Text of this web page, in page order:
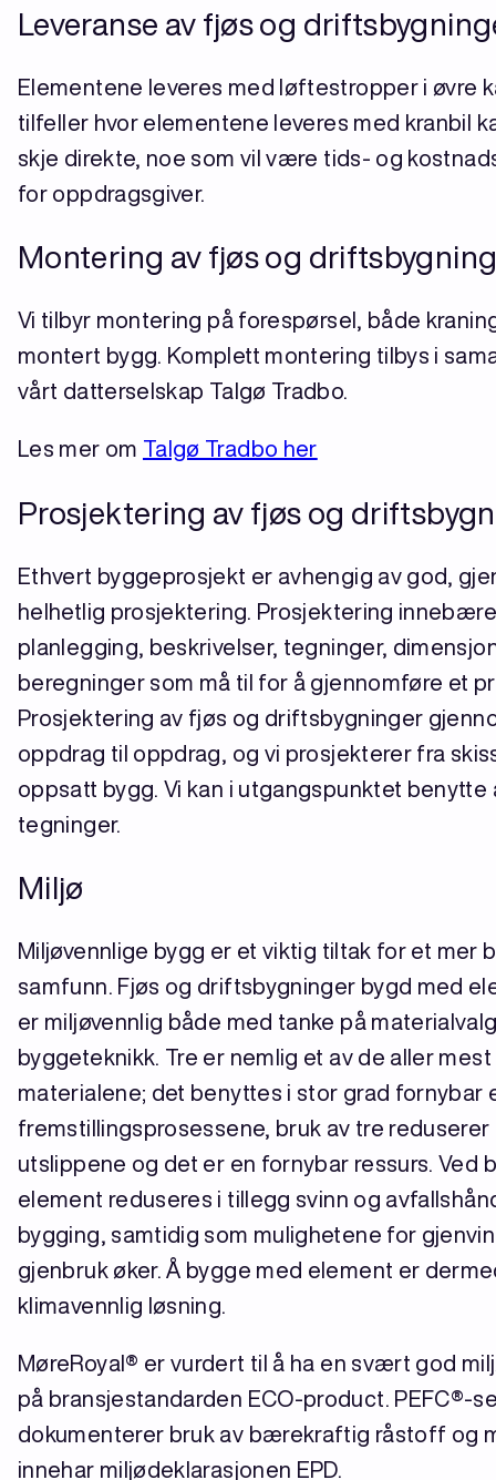
Leveranse av fjøs og
Elementene leveres med løftestropper i øvre
tilfeller hvor elementene leveres med kranbil
skje direkte, noe som vil være tids- og
for oppdragsgiver.
Montering av fjøs og
Vi tilbyr montering på forespørsel, både
montert bygg. Komplett montering tilbys i
vårt datterselskap Talgø Tradbo.
Les mer om Talgø Tradbo her
Prosjektering av fjøs og
Ethvert byggeprosjekt er avhengig av god,
helhetlig prosjektering. Prosjektering
planlegging, beskrivelser, tegninger,
beregninger som må til for å gjennomføre et
Prosjektering av fjøs og driftsbygninger
oppdrag til oppdrag, og vi prosjekterer fra
oppsatt bygg. Vi kan i utgangspunktet benytte
tegninger.
Miljø
Miljøvennlige bygg er et viktig tiltak for et mer
samfunn. Fjøs og driftsbygninger bygd med
er miljøvennlig både med tanke på
byggeteknikk. Tre er nemlig et av de aller
materialene; det benyttes i stor grad fornybar
fremstillingsprosessene, bruk av tre reduserer
utslippene og det er en fornybar ressurs. Ved
element reduseres i tillegg svinn og
bygging, samtidig som mulighetene for
gjenbruk øker. Å bygge med element er
klimavennlig løsning.
MøreRoyal® er vurdert til å ha en svært god
på bransjestandarden ECO-product. PEFC®-
dokumenterer bruk av bærekraftig råstoff og
innehar miljødeklarasjonen EPD.